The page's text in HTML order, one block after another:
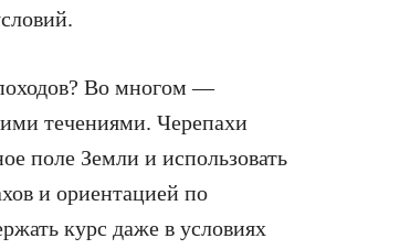
Во многом —
течениями. Черепахи
поле Земли и использовать
и ориентацией по
курс даже в условиях